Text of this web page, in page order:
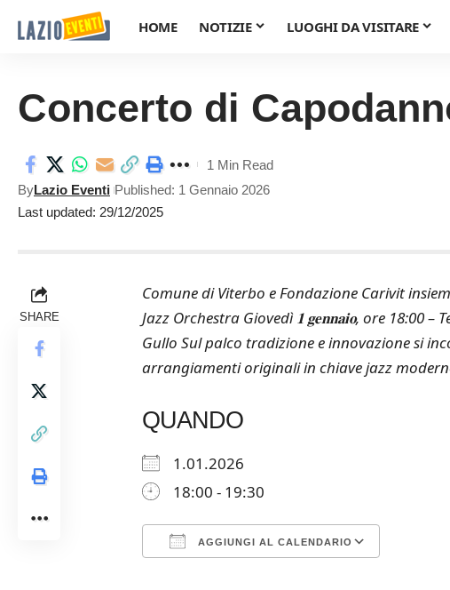
HOME NOTIZIE LUOGHI DA VISITARE
Concerto di
Last updated: 29/12/2025
ByLazio Eventi Published: 1 Gennaio 2026
1 Min Read
SHARE
Comune di Viterbo e Fondazione Carivit
Jazz Orchestra Giovedì 𝟏 𝐠𝐞𝐧𝐧𝐚𝐢𝐨, ore 18:00
Gullo Sul palco tradizione e innovazione si
arrangiamenti originali in chiave jazz
QUANDO
1.01.2026
18:00 - 19:30
AGGIUNGI AL CALENDARIO